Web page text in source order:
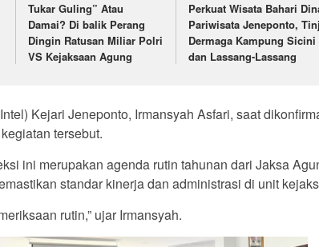
Tukar Guling” Atau
Damai? Di balik Perang
Dingin Ratusan Miliar Polri
VS Kejaksaan Agung
Perkuat Wisata Bahari
Pariwisata Jeneponto,
Dermaga Kampung Sicini
dan Lassang-Lassang
Kejari Jeneponto, Irmansyah Asfari, saat
tersebut.
ini merupakan agenda rutin tahunan dari Jaksa
standar kinerja dan administrasi di unit
rutin,” ujar Irmansyah.